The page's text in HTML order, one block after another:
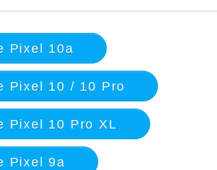
Pixel 10a
Pixel 10 / 10 Pro
Pixel 10 Pro XL
Pixel 9a